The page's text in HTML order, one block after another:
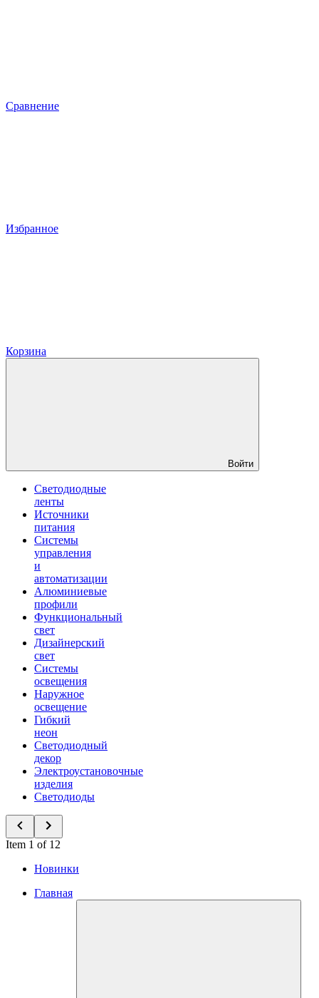
Сравнение
Избранное
Корзина
Войти
Светодиодные
ленты
Источники
питания
Системы
управления
и
автоматизации
Алюминиевые
профили
Функциональный
свет
Дизайнерский
свет
Системы
освещения
Наружное
освещение
Гибкий
неон
Светодиодный
декор
Электроустановочные
изделия
Светодиоды
Item 1 of 12
Новинки
Главная